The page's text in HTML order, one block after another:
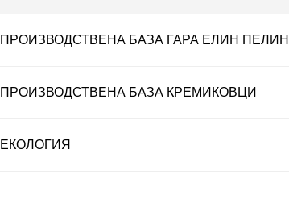
ПРОИЗВОДСТВЕНА БАЗА ГАРА ЕЛИН ПЕЛИН
ПРОИЗВОДСТВЕНА БАЗА КРЕМИКОВЦИ
ЕКОЛОГИЯ